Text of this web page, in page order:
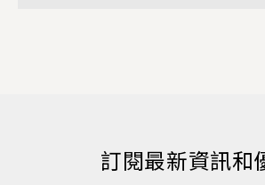
訂閱最新資訊和